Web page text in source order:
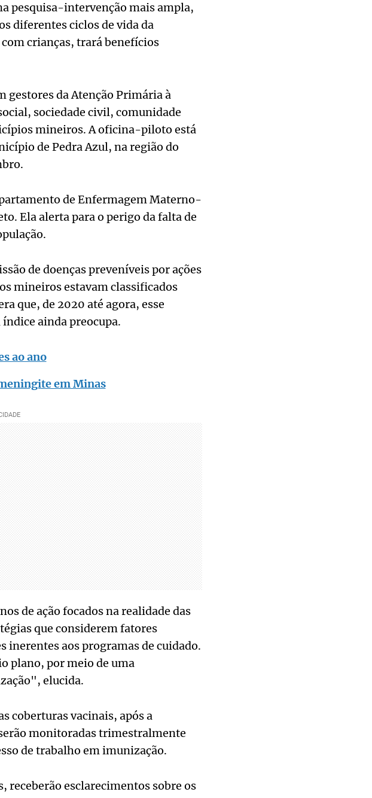
pesquisa-intervenção mais ampla,
diferentes ciclos de vida da
crianças, trará benefícios
gestores da Atenção Primária à
sociedade civil, comunidade
mineiros. A oficina-piloto está
de Pedra Azul, na região do
de Enfermagem Materno-
Ela alerta para o perigo da falta de
de doenças preveníveis por ações
mineiros estavam classificados
que, de 2020 até agora, esse
ainda preocupa.
ao ano
em Minas
de ação focados na realidade das
que considerem fatores
aos programas de cuidado.
plano, por meio de uma
elucida.
coberturas vacinais, após a
monitoradas trimestralmente
de trabalho em imunização.
receberão esclarecimentos sobre os